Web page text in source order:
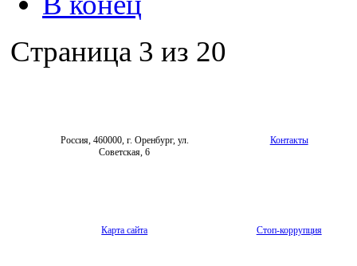
Страница 3 из 20
Россия, 460000, г. Оренбург, ул.
Советская, 6
Контакты
Карта сайта Стоп-коррупция